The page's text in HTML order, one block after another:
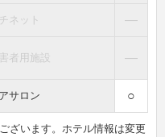
ネット ―
者用施設 ―
サロン ○
ざいます。ホテル情報は変更